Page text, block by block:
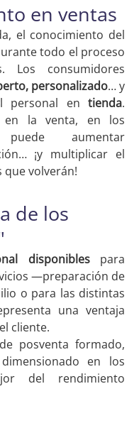
en ventas
el conocimiento del
todo el proceso
Los consumidores
personalizado… y
personal en tienda.
en la venta, en los
puede aumentar
¡y multiplicar el
que volverán!
de los
disponiblespara
—preparación de
o para las distintas
una ventaja
cliente.
posventa formado,
en los
del rendimiento